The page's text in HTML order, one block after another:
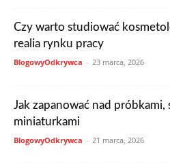
Czy warto studiować
realia rynku pracy
BlogowyOdkrywca - 23 marca, 2026
Jak zapanować nad
miniaturkami
BlogowyOdkrywca - 21 marca, 2026